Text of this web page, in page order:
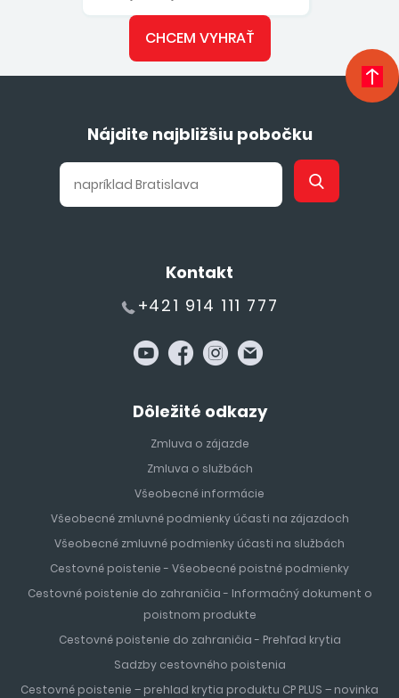
CHCEM VYHRAŤ
Nájdite najbližšiu pobočku
Kontakt
+421 914 111 777
Dôležité odkazy
Zmluva o zájazde
Zmluva o službách
Všeobecné informácie
Všeobecné zmluvné podmienky účasti na zájazdoch
Všeobecné zmluvné podmienky účasti na službách
Cestovné poistenie - Všeobecné poistné podmienky
Cestovné poistenie do zahraničia - Informačný dokument o
poistnom produkte
Cestovné poistenie do zahraničia - Prehľad krytia
Sadzby cestovného poistenia
Cestovné poistenie – prehlad krytia produktu CP PLUS – novinka